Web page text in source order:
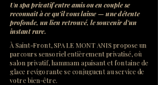
Un spa privatif entre amis ou en couple se
reconnaît à ce qu'il vous laisse — une détente
profonde, un lien retrouvé, le souvenir d'un
instant rare.
À Saint-Front, SPA LE MONT ANIS propose un
parcours sensoriel entièrement privatisé, où
salon privatif, hammam apaisant et fontaine de
glace revigorante se conjuguent au service de
votre bien-être.